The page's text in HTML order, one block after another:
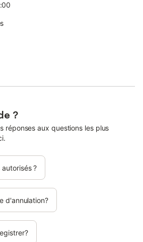
?
réponses aux questions les plus
?
d'annulation?